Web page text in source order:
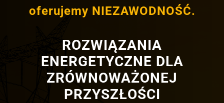
ROZWIĄZANIA
ENERGETYCZNE DLA
ZRÓWNOWAŻONEJ
PRZYSZŁOŚCI
oferujemy NIEZAWODNOŚĆ.